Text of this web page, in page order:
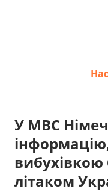
У МВС
вибухівкою
літаком